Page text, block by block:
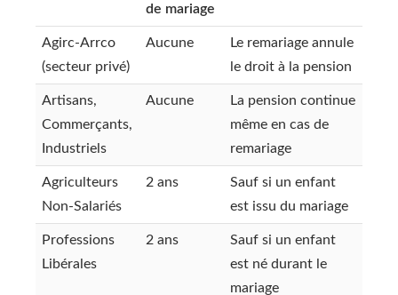
de mariage
Agirc-Arrco
(secteur privé)
Aucune
Le remariage annule
le droit à la pension
Artisans,
Commerçants,
Industriels
Aucune
La pension continue
même en cas de
remariage
Agriculteurs
Non-Salariés
2 ans
Sauf si un enfant
est issu du mariage
Professions
Libérales
2 ans
Sauf si un enfant
est né durant le
mariage